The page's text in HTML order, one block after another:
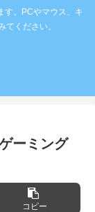
す。PCやマウス、キ
てください。
ーミング
コピー